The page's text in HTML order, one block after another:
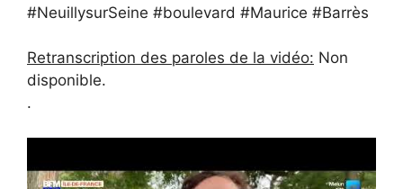
#NeuillysurSeine #boulevard #Maurice #Barrès
Retranscription des paroles de la vidéo: Non
disponible.
.